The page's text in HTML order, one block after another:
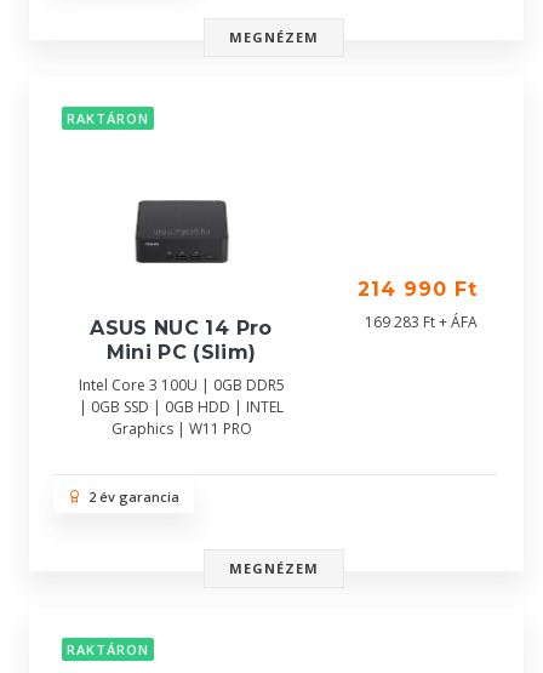
MEGNÉZEM
RAKTÁRON
ASUS NUC 14 Pro
Mini PC (Slim)
Intel Core 3 100U | 0GB DDR5
| 0GB SSD | 0GB HDD | INTEL
Graphics | W11 PRO
214 990 Ft
169 283 Ft + ÁFA
2 év garancia
MEGNÉZEM
RAKTÁRON